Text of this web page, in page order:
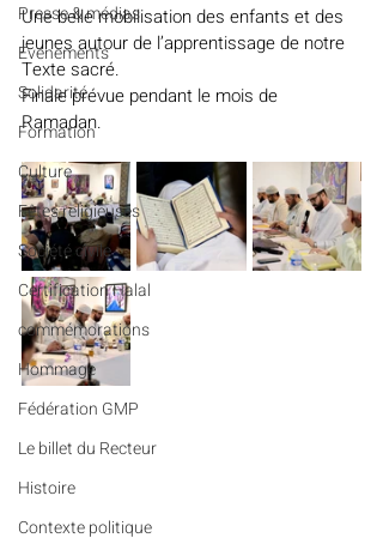
Presse & médias
Evénements
Solidarité
Formation
Culture
Fêtes religieuses
Société civile
Certification Halal
commémorations
Hommage
Fédération GMP
Le billet du Recteur
Histoire
Contexte politique
Une belle mobilisation des enfants et des
jeunes autour de l’apprentissage de notre
Texte sacré.
Finale prévue pendant le mois de
Ramadan.